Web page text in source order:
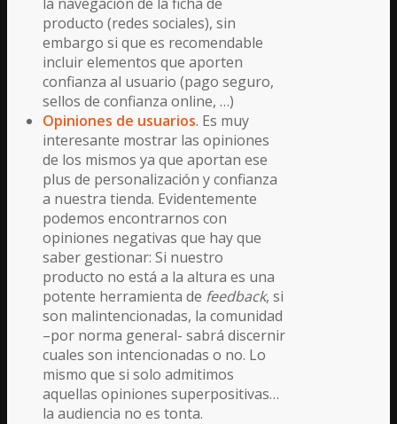
producto (redes sociales), sin
embargo si que es recomendable
incluir elementos que aporten
confianza al usuario (pago seguro,
sellos de confianza online, …)
Opiniones de usuarios. Es muy
interesante mostrar las opiniones
de los mismos ya que aportan ese
plus de personalización y confianza
a nuestra tienda. Evidentemente
podemos encontrarnos con
opiniones negativas que hay que
saber gestionar: Si nuestro
producto no está a la altura es una
potente herramienta de feedback, si
son malintencionadas, la comunidad
–por norma general- sabrá discernir
cuales son intencionadas o no. Lo
mismo que si solo admitimos
aquellas opiniones superpositivas…
la audiencia no es tonta.